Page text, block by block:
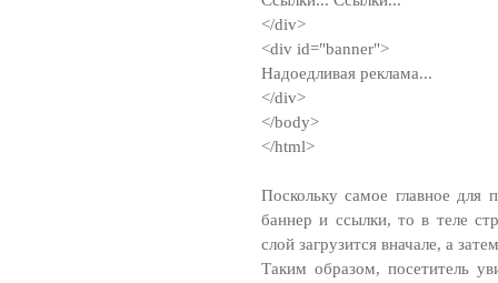
</div>
<div id="banner">
Надоедливая реклама...
</div>
</body>
</html>
Поскольку самое главное для
баннер и ссылки, то в теле
слой загрузится вначале, а
Таким образом, посетитель